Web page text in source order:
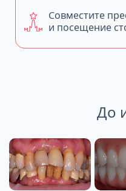
Совместите
и посещение
До